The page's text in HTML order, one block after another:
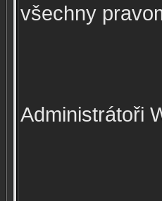
všechny
Administrátoři